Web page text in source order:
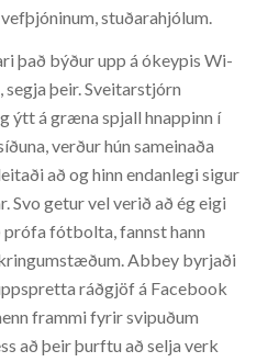
stuðarahjólum.
það býður upp á ókeypis Wi-
þeir. Sveitarstjórn
ýtt á græna spjall hnappinn í
verður hún sameinaða
að og hinn endanlegi sigur
Svo getur vel verið að ég eigi
fótbolta, fannst hann
Abbey byrjaði
ráðgjöf á Facebook
frammi fyrir svipuðum
að þeir þurftu að selja verk